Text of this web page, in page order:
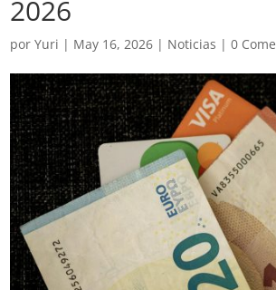
2026
porYuri | May 16, 2026 | Noticias |0